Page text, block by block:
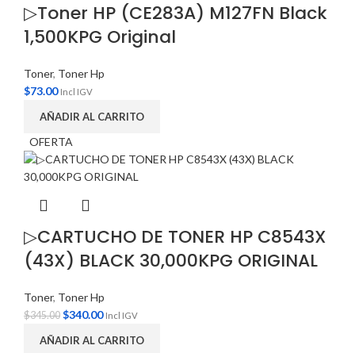
▷Toner HP (CE283A) M127FN Black
1,500KPG Original
Toner, Toner Hp
$73.00 Incl IGV
AÑADIR AL CARRITO
OFERTA
▷CARTUCHO DE TONER HP C8543X
(43X) BLACK 30,000KPG ORIGINAL
Toner, Toner Hp
$345.00 $340.00 Incl IGV
AÑADIR AL CARRITO